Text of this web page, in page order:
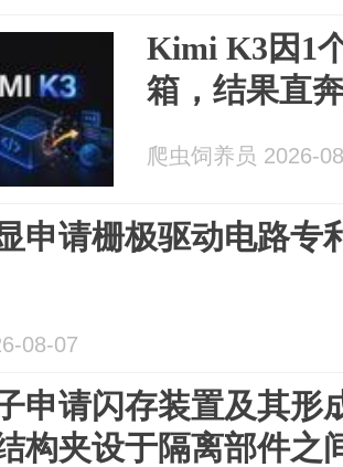
Kimi K3因1
箱，结果直
爬虫饲养员 2026-
申请栅极驱动电路专
08-07
申请闪存装置及其形
构夹设于隔离部件之